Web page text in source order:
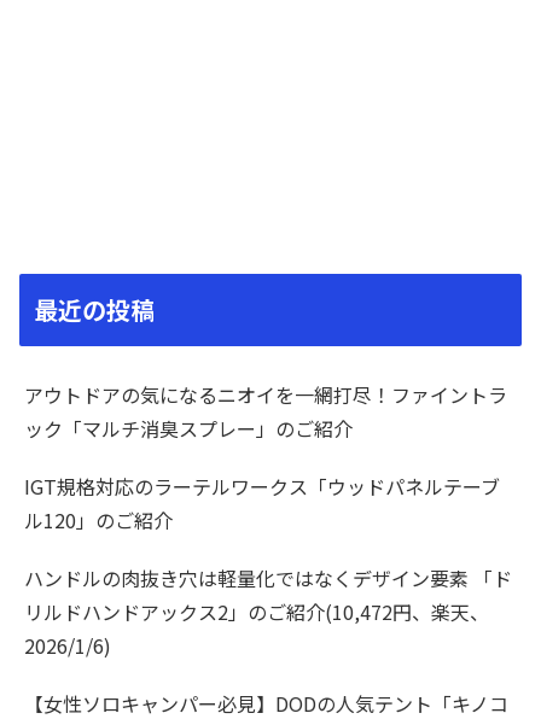
最近の投稿
アウトドアの気になるニオイを一網打尽！ファイントラ
ック「マルチ消臭スプレー」のご紹介
IGT規格対応のラーテルワークス「ウッドパネルテーブ
ル120」のご紹介
ハンドルの肉抜き穴は軽量化ではなくデザイン要素 「ド
リルドハンドアックス2」のご紹介(10,472円、楽天、
2026/1/6)
【女性ソロキャンパー必見】DODの人気テント「キノコ